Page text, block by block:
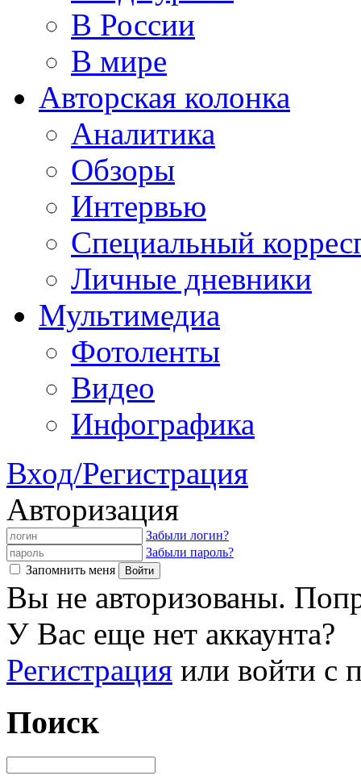
В России
В мире
Авторская колонка
Аналитика
Обзоры
Интервью
Специальный
Личные дневники
Мультимедиа
Фотоленты
Видео
Инфографика
Вход/Регистрация
Авторизация
Забыли логин?
Забыли пароль?
Запомнить меня
Вы не авторизованы.
У Вас еще нет аккаунта?
Регистрация или войти с
Поиск